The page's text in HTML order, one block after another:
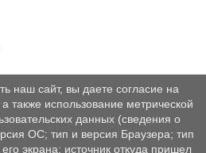
наш сайт, вы даете согласие на
также использование метрической
данных (сведения о
ОС; тип и версия Браузера; тип
экрана; источник откуда пришел